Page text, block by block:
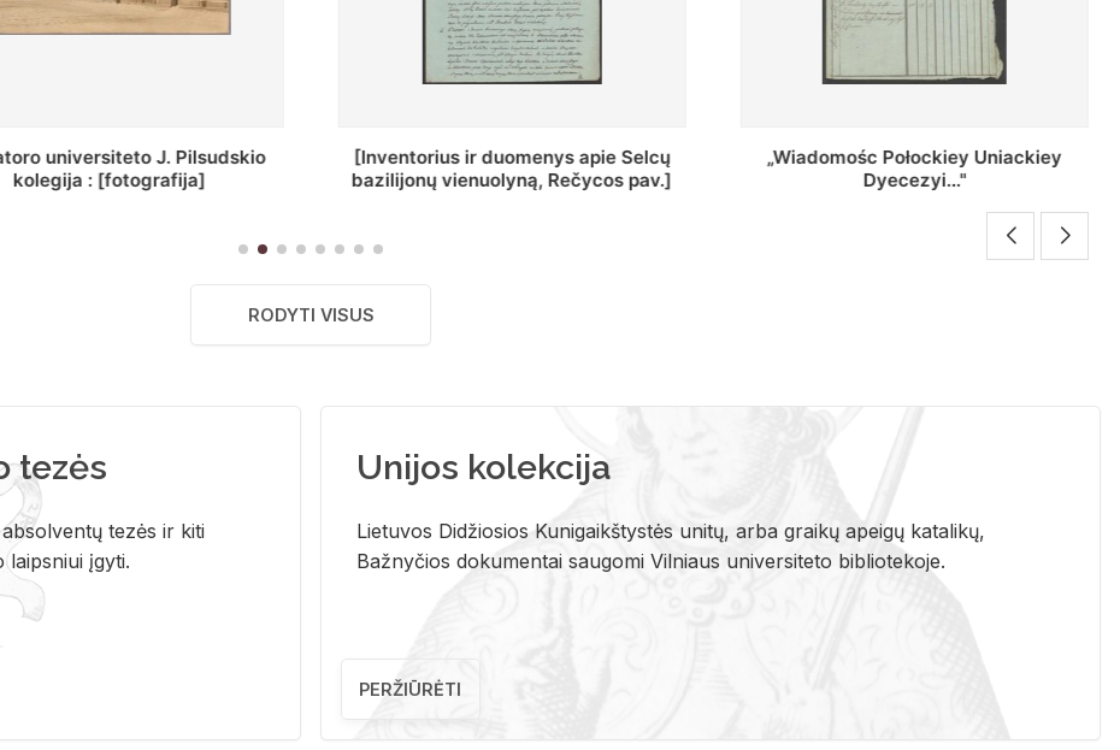
ir duomenys apie Selcų
vienuolyną, Rečycos pav.]
„Wiadomośc Połockiey Uniackiey
Dyecezyi..."
Regestr Parochow Dekanatu
Brzeskiego
RODYTI VISUS
tezės
tezės ir kiti
laipsniui įgyti.
Unijos kolekcija
Lietuvos Didžiosios Kunigaikštystės unitų, arba graikų apeigų katalikų,
Bažnyčios dokumentai saugomi Vilniaus universiteto bibliotekoje.
PERŽIŪRĖTI